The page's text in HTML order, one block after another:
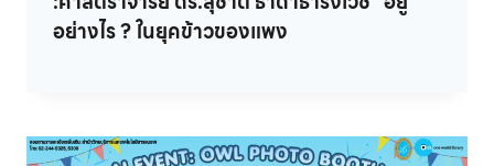
อย่างไร ? ในยุคข้าวของแพง